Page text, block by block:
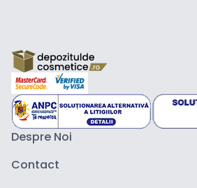
Despre Noi
Contact